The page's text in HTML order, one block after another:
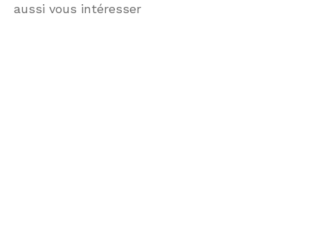
aussi vous intéresser